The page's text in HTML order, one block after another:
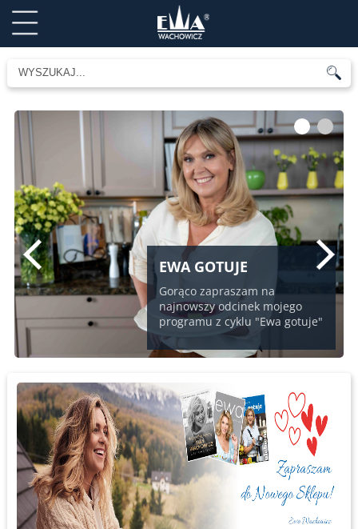
EWA GOTUJE
Gorąco zapraszam na
najnowszy odcinek mojego
programu z cyklu "Ewa gotuje"
1 2